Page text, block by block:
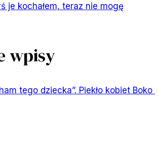
je kochałem, teraz nie mogę
wpisy